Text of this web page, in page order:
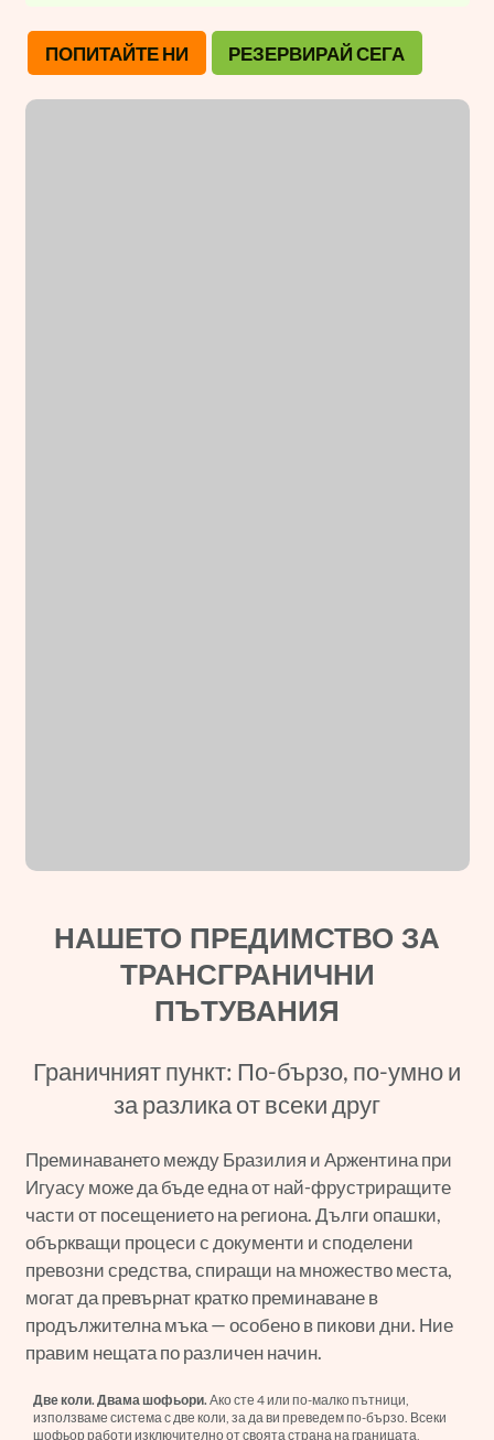
ПОПИТАЙТЕ НИ РЕЗЕРВИРАЙ СЕГА
НАШЕТО ПРЕДИМСТВО ЗА
ТРАНСГРАНИЧНИ
ПЪТУВАНИЯ
Граничният пункт: По-бързо, по-умно и
за разлика от всеки друг
Преминаването между Бразилия и Аржентина при
Игуасу може да бъде една от най-фрустриращите
части от посещението на региона. Дълги опашки,
объркващи процеси с документи и споделени
превозни средства, спиращи на множество места,
могат да превърнат кратко преминаване в
продължителна мъка — особено в пикови дни. Ние
правим нещата по различен начин.
Две коли. Двама шофьори. Ако сте 4 или по-малко пътници,
използваме система с две коли, за да ви преведем по-бързо. Всеки
шофьор работи изключително от своята страна на границата,